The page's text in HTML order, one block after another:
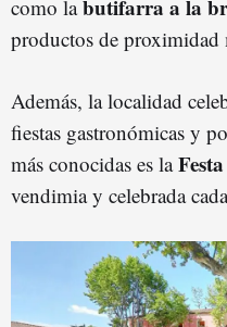
como labutifarra a la
productos de proximidad
Además, la localidad
fiestas gastronómicas y
más conocidas es la
vendimia y celebrada